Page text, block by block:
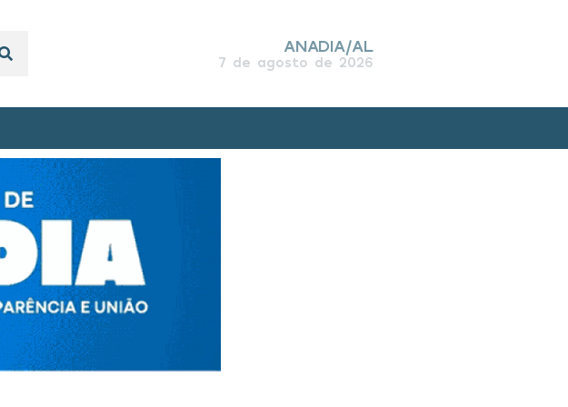
ANADIA/AL
7 de agosto de 2026